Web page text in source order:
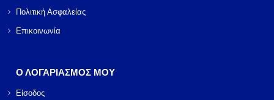
Πολιτική Ασφαλείας
Επικοινωνία
Ο ΛΟΓΑΡΙΑΣΜΟΣ ΜΟΥ
Είσοδος